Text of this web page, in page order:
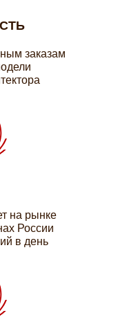
заказам
на рынке
России
в день